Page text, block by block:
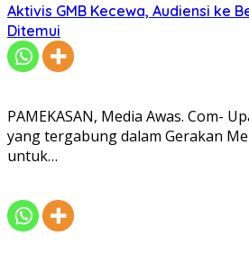
Aktivis GMB Kecewa, Audiensi ke
Ditemui
PAMEKASAN, Media Awas. Com-
yang tergabung dalam Gerakan
untuk…